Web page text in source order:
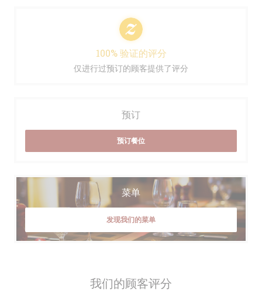
我们的顾客评分
100% 验证的评分
仅进行过预订的顾客提供了评分
预订
预订餐位
菜单
发现我们的菜单